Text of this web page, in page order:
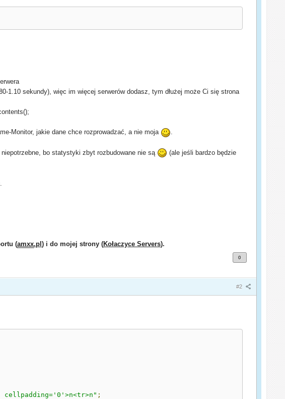
1.10 sekundy), więc im więcej serwerów dodasz, tym dłużej może Ci się strona
Monitor, jakie dane chce rozprowadzać, a nie moja .
bo statystyki zbyt rozbudowane nie są
(ale jeśli bardzo będzie
(amxx.pl) i do mojej strony (Kołaczyce Servers).
0
#2
;